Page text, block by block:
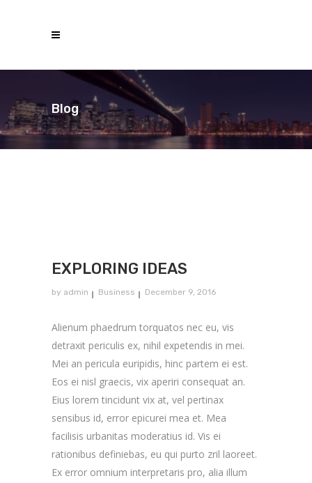
Blog
EXPLORING IDEAS
by admin Business December 9, 2016
Alienum phaedrum torquatos nec eu, vis
detraxit periculis ex, nihil expetendis in mei.
Mei an pericula euripidis, hinc partem ei est.
Eos ei nisl graecis, vix aperiri consequat an.
Eius lorem tincidunt vix at, vel pertinax
sensibus id, error epicurei mea et. Mea
facilisis urbanitas moderatius id. Vis ei
rationibus definiebas, eu qui purto zril laoreet.
Ex error omnium interpretaris pro, alia illum